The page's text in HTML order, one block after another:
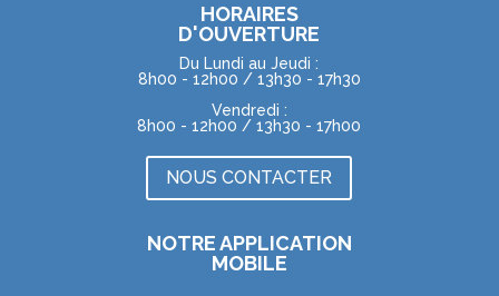
HORAIRES
D'OUVERTURE
Du Lundi au Jeudi :
8h00 - 12h00 / 13h30 - 17h30
Vendredi :
8h00 - 12h00 / 13h30 - 17h00
NOUS CONTACTER
NOTRE APPLICATION
MOBILE